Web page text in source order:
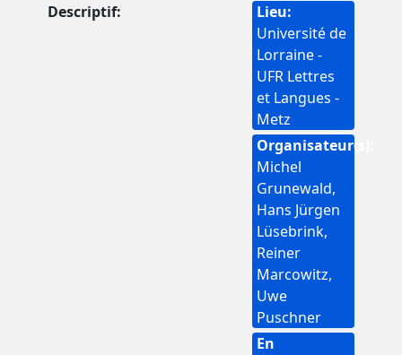
Descriptif
Lieu
Université de
Lorraine -
UFR Lettres
et Langues -
Metz
Organisateur(s)
Michel
Grunewald,
Hans Jürgen
Lüsebrink,
Reiner
Marcowitz,
Uwe
Puschner
En